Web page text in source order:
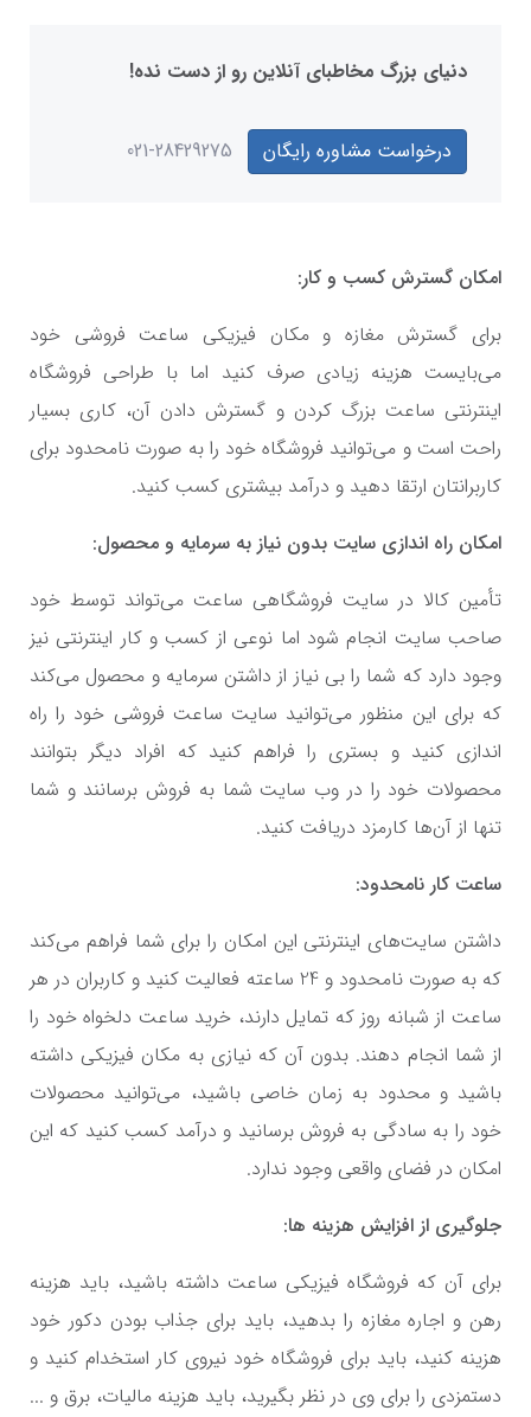
دنیای بزرگ مخاطبای آنلاین رو از دست نده!
درخواست مشاوره رایگان 021-28429275
امکان گسترش کسب و کار:
برای گسترش مغازه و مکان فیزیکی ساعت فروشی خود
می‌بایست هزینه زیادی صرف کنید اما با طراحی فروشگاه
اینترنتی ساعت بزرگ کردن و گسترش دادن آن، کاری بسیار
راحت است و می‌توانید فروشگاه خود را به صورت نامحدود برای
کاربرانتان ارتقا دهید و درآمد بیشتری کسب کنید.
امکان راه اندازی سایت بدون نیاز به سرمایه و محصول:
تأمین کالا در سایت فروشگاهی ساعت می‌تواند توسط خود
صاحب سایت انجام شود اما نوعی از کسب و کار اینترنتی نیز
وجود دارد که شما را بی نیاز از داشتن سرمایه و محصول می‌کند
که برای این منظور می‌توانید سایت ساعت فروشی خود را راه
اندازی کنید و بستری را فراهم کنید که افراد دیگر بتوانند
محصولات خود را در وب سایت شما به فروش برسانند و شما
تنها از آن‌ها کارمزد دریافت کنید.
ساعت کار نامحدود:
داشتن سایت‌های اینترنتی این امکان را برای شما فراهم می‌کند
که به صورت نامحدود و 24 ساعته فعالیت کنید و کاربران در هر
ساعت از شبانه روز که تمایل دارند، خرید ساعت دلخواه خود را
از شما انجام دهند. بدون آن که نیازی به مکان فیزیکی داشته
باشید و محدود به زمان خاصی باشید، می‌توانید محصولات
خود را به سادگی به فروش برسانید و درآمد کسب کنید که این
امکان در فضای واقعی وجود ندارد.
جلوگیری از افزایش هزینه ها:
برای آن که فروشگاه فیزیکی ساعت داشته باشید، باید هزینه
رهن و اجاره مغازه را بدهید، باید برای جذاب بودن دکور خود
هزینه کنید، باید برای فروشگاه خود نیروی کار استخدام کنید و
دستمزدی را برای وی در نظر بگیرید، باید هزینه مالیات، برق و ...